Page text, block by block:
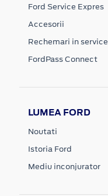
Ford Service Expres
Accesorii
Rechemari in service
FordPass Connect
LUMEA FORD
Noutati
Istoria Ford
Mediu inconjurator